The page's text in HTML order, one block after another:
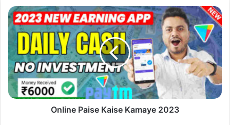
Online
Paise
Kaise
Kamaye
2023
Online Paise Kaise Kamaye 2023